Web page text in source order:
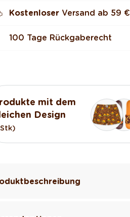
Kostenloser Versand ab 59 €
100 Tage Rückgaberecht
mit dem
Design